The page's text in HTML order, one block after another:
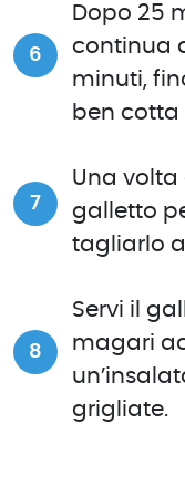
Dopo 25
continua
minuti,
ben cotta
Una volta
galletto
tagliarlo a
Servi il
magari
grigliate.